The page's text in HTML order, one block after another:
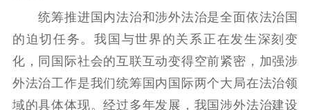
统筹推进国内法治和涉外法治是全面依法治国
的迫切任务。我国与世界的关系正在发生深刻变
化，同国际社会的互联互动变得空前紧密，加强涉
外法治工作是我们统筹国内国际两个大局在法治领
域的具体体现。经过多年发展，我国涉外法治建设